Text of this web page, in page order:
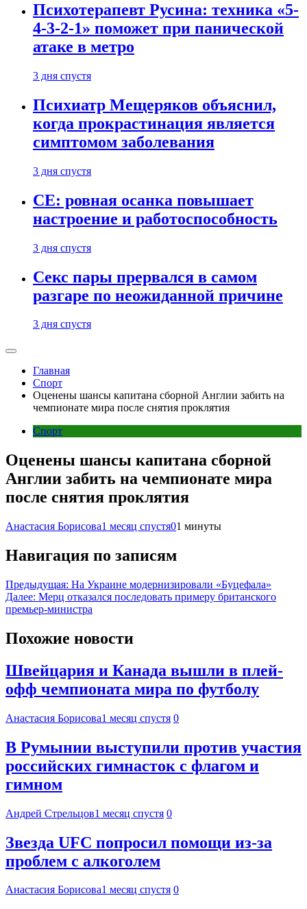
Психотерапевт Русина: техника «5-
4-3-2-1» поможет при панической
атаке в метро
3 дня спустя
Психиатр Мещеряков объяснил,
когда прокрастинация является
симптомом заболевания
3 дня спустя
CE: ровная осанка повышает
настроение и работоспособность
3 дня спустя
Секс пары прервался в самом
разгаре по неожиданной причине
3 дня спустя
Главная
Спорт
Оценены шансы капитана сборной Англии забить на
чемпионате мира после снятия проклятия
Спорт
Оценены шансы капитана сборной
Англии забить на чемпионате мира
после снятия проклятия
Анастасия Борисова1 месяц спустя01 минуты
Навигация по записям
Предыдущая: На Украине модернизировали «Буцефала»
Далее: Мерц отказался последовать примеру британского
премьер-министра
Похожие новости
Швейцария и Канада вышли в плей-
офф чемпионата мира по футболу
Анастасия Борисова1 месяц спустя 0
В Румынии выступили против участия
российских гимнасток с флагом и
гимном
Андрей Стрельцов1 месяц спустя 0
Звезда UFC попросил помощи из-за
проблем с алкоголем
Анастасия Борисова1 месяц спустя 0